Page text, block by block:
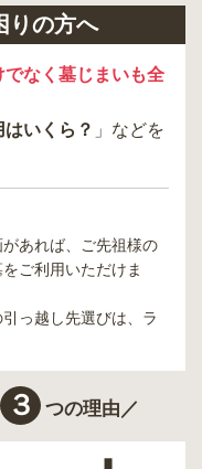
りの方へ
でなく墓じまいも全
はいくら？ 」などを
あれば、ご先祖様の
ご利用いただけま
っ越し先選びは、ラ
３ つの理由／